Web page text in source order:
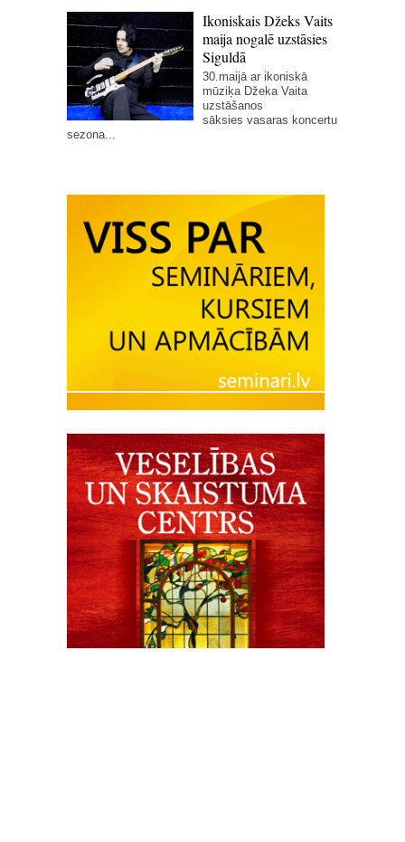
Ikoniskais Džeks Vaits
maija nogalē uzstāsies
Siguldā
30.maijā ar ikoniskā
mūziķa Džeka Vaita
uzstāšanos
sāksies vasaras koncertu
sezona...